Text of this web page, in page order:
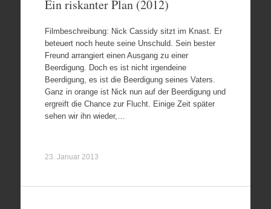
Ein riskanter Plan (2012)
Filmbeschreibung: Nick Cassidy sitzt im Knast. Er
beteuert noch heute seine Unschuld. Sein bester
Freund arrangiert einen Ausgang zu einer
Beerdigung. Doch es ist nicht irgendeine
Beerdigung, es ist die Beerdigung seines Vaters.
Ganz in orange ist Nick nun auf der Beerdigung und
ergreift die Chance zur Flucht. Einige Zeit später
sehen wir ihn wieder,…
23. Januar 2013